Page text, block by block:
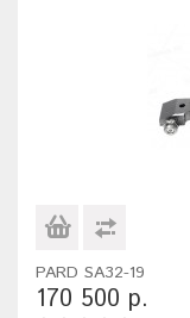
PARD SA32-19
170 500 р.